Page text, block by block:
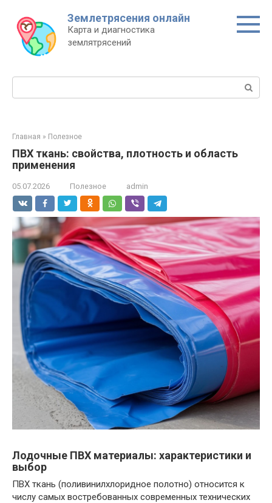
контенту
Землетрясения онлайн
Карта и диагностика
землятрясений
Главная » Полезное
ПВХ ткань: свойства, плотность и область
применения
05.07.2026 Полезное admin
Лодочные ПВХ материалы: характеристики и
выбор
ПВХ ткань (поливинилхлоридное полотно) относится к
числу самых востребованных современных технических